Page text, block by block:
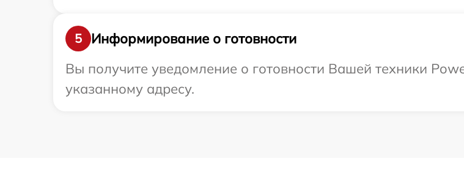
5
Информирование о готовности
Вы получите уведомление о готовности Вашей техники
указанному адресу.